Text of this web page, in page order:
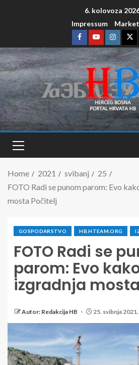
6. kolovoza
Impressum
Home 2021 svibanj
25
FOTO Radi se punom parom: Evo
mosta Počitelj
GOSPODARSTVO HB.HTEAM.ORG
FOTO Radi se
parom: Evo
izgradnja
Autor: Redakcija HB 25. svibnja 2021.